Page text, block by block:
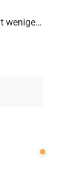
wenigen,
es
Wenige